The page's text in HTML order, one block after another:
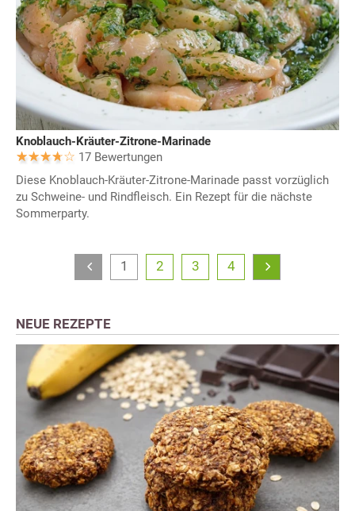
Knoblauch-Kräuter-Zitrone-Marinade
17 Bewertungen
Diese Knoblauch-Kräuter-Zitrone-Marinade passt vorzüglich
zu Schweine- und Rindfleisch. Ein Rezept für die nächste
Sommerparty.
1 2 3 4
NEUE REZEPTE